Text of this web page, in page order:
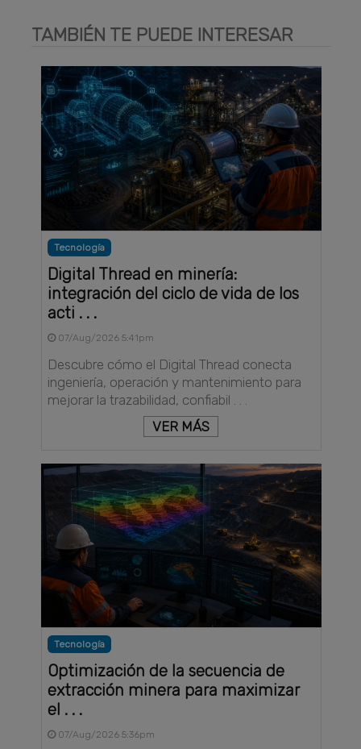
TAMBIÉN TE PUEDE INTERESAR
Tecnología
Digital Thread en minería:
integración del ciclo de vida de los
acti . . .
07/Aug/2026 5:41pm
Descubre cómo el Digital Thread conecta
ingeniería, operación y mantenimiento para
mejorar la trazabilidad, confiabil . . .
VER MÁS
Tecnología
Optimización de la secuencia de
extracción minera para maximizar
el . . .
07/Aug/2026 5:36pm